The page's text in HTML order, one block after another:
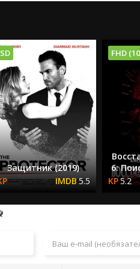
SD
Защитник (2019)
5.5
FHD
6:
5.2